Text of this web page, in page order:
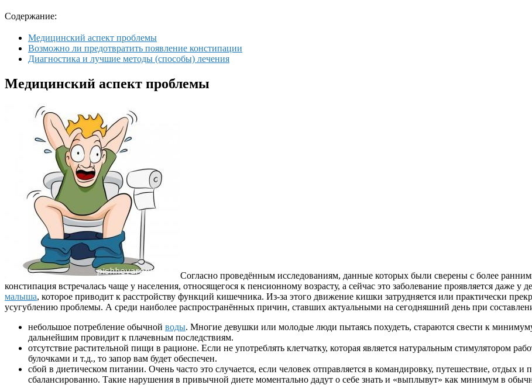
Содержание:
Медицинский аспект проблемы
Возможно ли предотвратить появление констипации
Диагностика и лучшие методы (способы) лечения
Медицинский аспект проблемы
Согласно проведённым исследованиям, данные которых были сверены с более
констипация встречалась чаще у населения, относящегося к пенсионному возрасту, а сейчас это заболевание проявляется даже у
малыша, которое приводит к расстройству функций кишечника. Из-за этого движение кишки затрудняется или практически
усугублению проблемы. А среди наиболее распространённых причин, ставших актуальными на сегодняшний день при
небольшое потребление обычной воды. Многие девушки или молодые люди пытаясь похудеть, стараются свести к
дальнейшим провидит к плачевным последствиям.
отсутствие растительной пищи в рационе. Если не употреблять клетчатку, которая является натуральным стимулятором
булочками и т.д., то запор вам будет обеспечен.
сбой в диетическом питании. Очень часто это случается, если человек отправляется в командировку, путешествие, отдых и
сбалансированно. Такие нарушения в привычной диете моментально дадут о себе знать и «выплывут» как минимум в